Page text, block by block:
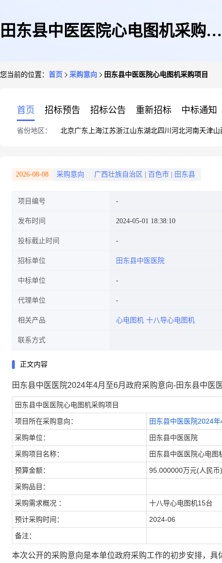
田东县中医医院心电图机采购项
您当前的位置： 首页 采购意向 田东县中医医院心电图机采购项目
首页 招标预告 招标公告 重新招标 中标通知
省份地区： 北京广东 上海江苏浙江山东湖北四川 河北河南天津山
2026-08-08 采购意向 广西壮族自治区 百色市 田东县
项目编号
发布时间 2024-05-01 18:38:10
投标截止时间
招标单位 田东县中医医院
中标单位
代理单位
相关产品 心电图机 十八导心电图机
联系方式
正文内容
田东县中医医院2024年4月至6月政府采购意向-田东县中医
田东县中医医院心电图机采购项目
项目所在采购意向： 田东县中医医院2024
采购单位： 田东县中医医院
采购项目名称： 田东县中医医院心电图
预算金额： 95.000000万元(人民币)
采购品目：
采购需求概况 ： 十八导心电图机15台
预计采购时间： 2024-06
备注：
本次公开的采购意向是本单位政府采购工作的初步安排，